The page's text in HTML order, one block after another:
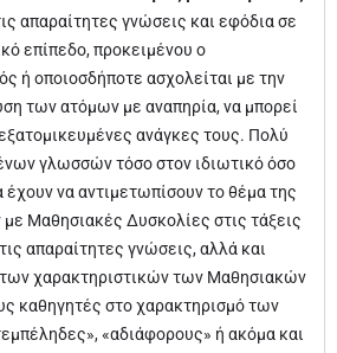
απαραίτητες γνώσεις και εφόδια σε
επίπεδο, προκειμένου ο
ή οποιοσδήποτε ασχολείται με την
των ατόμων με αναπηρία, να μπορεί
ανάγκες τους. Πολύ
γλωσσών τόσο στον ιδιωτικό όσο
έχουν να αντιμετωπίσουν το θέμα της
Μαθησιακές Δυσκολίες στις τάξεις
απαραίτητες γνώσεις, αλλά και
των χαρακτηριστικών των Μαθησιακών
καθηγητές στο χαρακτηρισμό των
«αδιάφορους» ή ακόμα και